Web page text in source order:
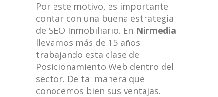
Por este motivo, es importante
contar con una buena estrategia
de SEO Inmobiliario. En Nirmedia
llevamos más de 15 años
trabajando esta clase de
Posicionamiento Web dentro del
sector. De tal manera que
conocemos bien sus ventajas.